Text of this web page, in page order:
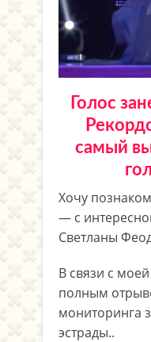
Голос
самый
Хочу
— с
Светланы
В связи с
полным
мониторинга
эстрады..